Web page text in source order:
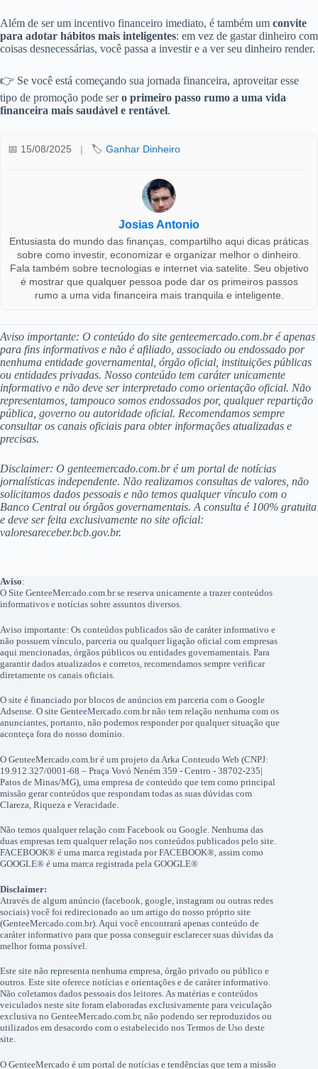
Além de ser um incentivo financeiro imediato, é também um convite
para adotar hábitos mais inteligentes: em vez de gastar dinheiro com
coisas desnecessárias, você passa a investir e a ver seu dinheiro render.
👉 Se você está começando sua jornada financeira, aproveitar esse
tipo de promoção pode sero primeiro passo rumo a uma vida
financeira mais saudável e rentável.
📅 15/08/2025 | 🏷️ Ganhar Dinheiro
Josias Antonio
Entusiasta do mundo das finanças, compartilho aqui dicas práticas
sobre como investir, economizar e organizar melhor o dinheiro.
Fala também sobre tecnologias e internet via satelite. Seu objetivo
é mostrar que qualquer pessoa pode dar os primeiros passos
rumo a uma vida financeira mais tranquila e inteligente.
Aviso importante: O conteúdo do site genteemercado.com.br é apenas
para fins informativos e não é afiliado, associado ou endossado por
nenhuma entidade governamental, órgão oficial, instituições públicas
ou entidades privadas. Nosso conteúdo tem caráter unicamente
informativo e não deve ser interpretado como orientação oficial. Não
representamos, tampouco somos endossados por, qualquer repartição
pública, governo ou autoridade oficial. Recomendamos sempre
consultar os canais oficiais para obter informações atualizadas e
precisas.
Disclaimer: O genteemercado.com.br é um portal de notícias
jornalísticas independente. Não realizamos consultas de valores, não
solicitamos dados pessoais e não temos qualquer vínculo com o
Banco Central ou órgãos governamentais. A consulta é 100% gratuita
e deve ser feita exclusivamente no site oficial:
valoresareceber.bcb.gov.br.
Aviso:
O Site GenteeMercado.com.br se reserva unicamente a trazer conteúdos
informativos e notícias sobre assuntos diversos.
Aviso importante: Os conteúdos publicados são de caráter informativo e
não possuem vínculo, parceria ou qualquer ligação oficial com empresas
aqui mencionadas, órgãos públicos ou entidades governamentais. Para
garantir dados atualizados e corretos, recomendamos sempre verificar
diretamente os canais oficiais.
O site é financiado por blocos de anúncios em parceria com o Google
Adsense. O site GenteeMercado.com.br não tem relação nenhuma com os
anunciantes, portanto, não podemos responder por qualquer situação que
aconteça fora do nosso domínio.
O GenteeMercado.com.br é um projeto da Arka Conteudo Web (CNPJ:
19.912.327/0001-68 – Praça Vovó Neném 359 - Centro - 38702-235|
Patos de Minas/MG), uma empresa de conteúdo que tem como principal
missão gerar conteúdos que respondam todas as suas dúvidas com
Clareza, Riqueza e Veracidade.
Não temos qualquer relação com Facebook ou Google. Nenhuma das
duas empresas tem qualquer relação nos conteúdos publicados pelo site.
FACEBOOK® é uma marca registada por FACEBOOK®, assim como
GOOGLE® é uma marca registrada pela GOOGLE®
Disclaimer:
Através de algum anúncio (facebook, google, instagram ou outras redes
sociais) você foi redirecionado ao um artigo do nosso próprio site
(GenteeMercado.com.br). Aqui você encontrará apenas conteúdo de
caráter informativo para que possa conseguir esclarecer suas dúvidas da
melhor forma possível.
Este site não representa nenhuma empresa, órgão privado ou público e
outros. Este site oferece notícias e orientações e de caráter informativo.
Não coletamos dados pessoais dos leitores. As matérias e conteúdos
veiculados neste site foram elaboradas exclusivamente para veiculação
exclusiva no GenteeMercado.com.br, não podendo ser reproduzidos ou
utilizados em desacordo com o estabelecido nos Termos de Uso deste
site.
O GenteeMercado é um portal de notícias e tendências que tem a missão